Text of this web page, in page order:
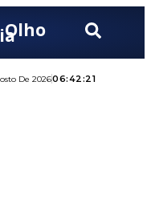
Olho
De 202606:42:22